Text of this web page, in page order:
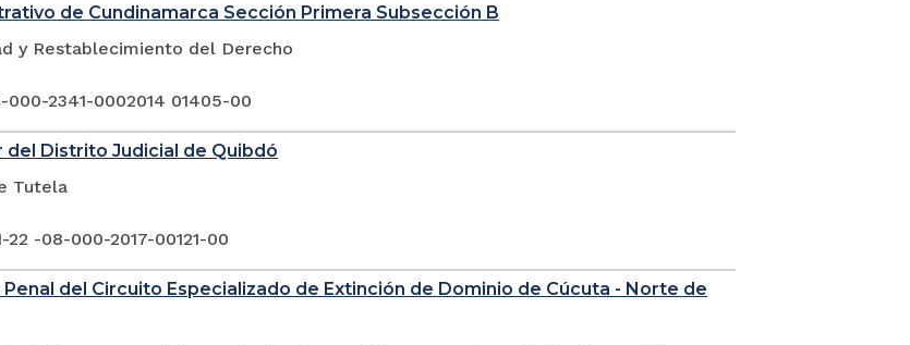
de Cundinamarca Sección Primera Subsección B
y Restablecimiento del Derecho
000-2341-0002014 01405-00
del Distrito Judicial de Quibdó
Tutela
22 -08-000-2017-00121-00
del Circuito Especializado de Extinción de Dominio de Cúcuta - Norte de